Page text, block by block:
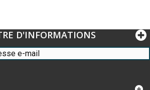
D'INFORMATIONS